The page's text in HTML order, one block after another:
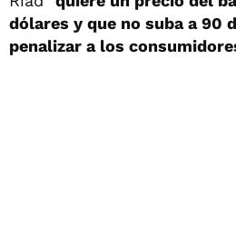
dólares y que no suba a 90
penalizar a los